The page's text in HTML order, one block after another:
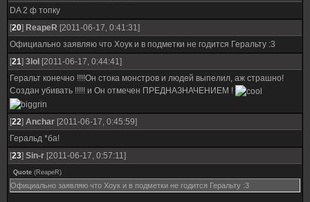
DA 2 ф топку
[20] ReapeR [2011-06-17, 0:41:31]
Официально заявляю что Хоук и в подметки не годится Геральту :3
[21] 3loI [2011-06-17, 0:44:41]
Геральт конечно !!!!Он стока монстров и людей выпелил, аж страшно!
Создан убивать !!!!! и Он отмечен ПРЕДНАЗНАЧЕНИЕМ !
[22] Anchar [2011-06-17, 0:45:59]
Геральд *ба!
[23] Sin-r [2011-06-17, 0:57:11]
Quote (ReapeR)
Официально заявляю что Хоук и в подметки не годится Геральту :3